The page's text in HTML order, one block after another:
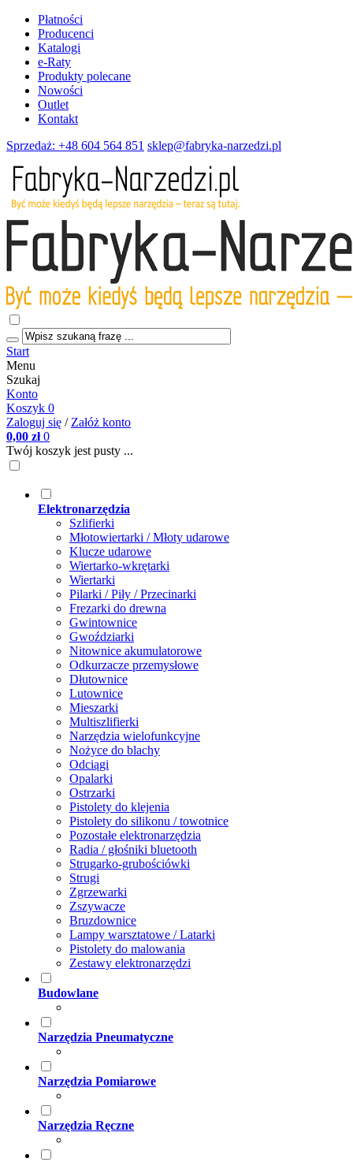
Płatności
Producenci
Katalogi
e-Raty
Produkty polecane
Nowości
Outlet
Kontakt
Sprzedaż: +48 604 564 851 sklep@fabryka-narzedzi.pl
Start
Menu
Szukaj
Konto
Koszyk 0
Zaloguj się / Załóż konto
0,00 zł 0
Twój koszyk jest pusty ...
Elektronarzędzia
Szlifierki
Młotowiertarki / Młoty udarowe
Klucze udarowe
Wiertarko-wkrętarki
Wiertarki
Pilarki / Piły / Przecinarki
Frezarki do drewna
Gwintownice
Gwoździarki
Nitownice akumulatorowe
Odkurzacze przemysłowe
Dłutownice
Lutownice
Mieszarki
Multiszlifierki
Narzędzia wielofunkcyjne
Nożyce do blachy
Odciągi
Opalarki
Ostrzarki
Pistolety do klejenia
Pistolety do silikonu / towotnice
Pozostałe elektronarzędzia
Radia / głośniki bluetooth
Strugarko-grubościówki
Strugi
Zgrzewarki
Zszywacze
Bruzdownice
Lampy warsztatowe / Latarki
Pistolety do malowania
Zestawy elektronarzędzi
Budowlane
Narzędzia Pneumatyczne
Narzędzia Pomiarowe
Narzędzia Ręczne